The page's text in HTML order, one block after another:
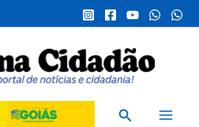
Pesquisar